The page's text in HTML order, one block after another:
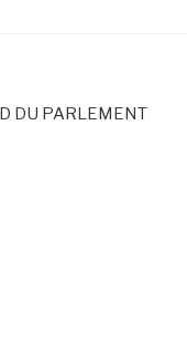
DU PARLEMENT